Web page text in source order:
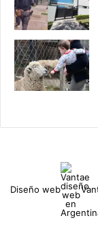
Diseño web